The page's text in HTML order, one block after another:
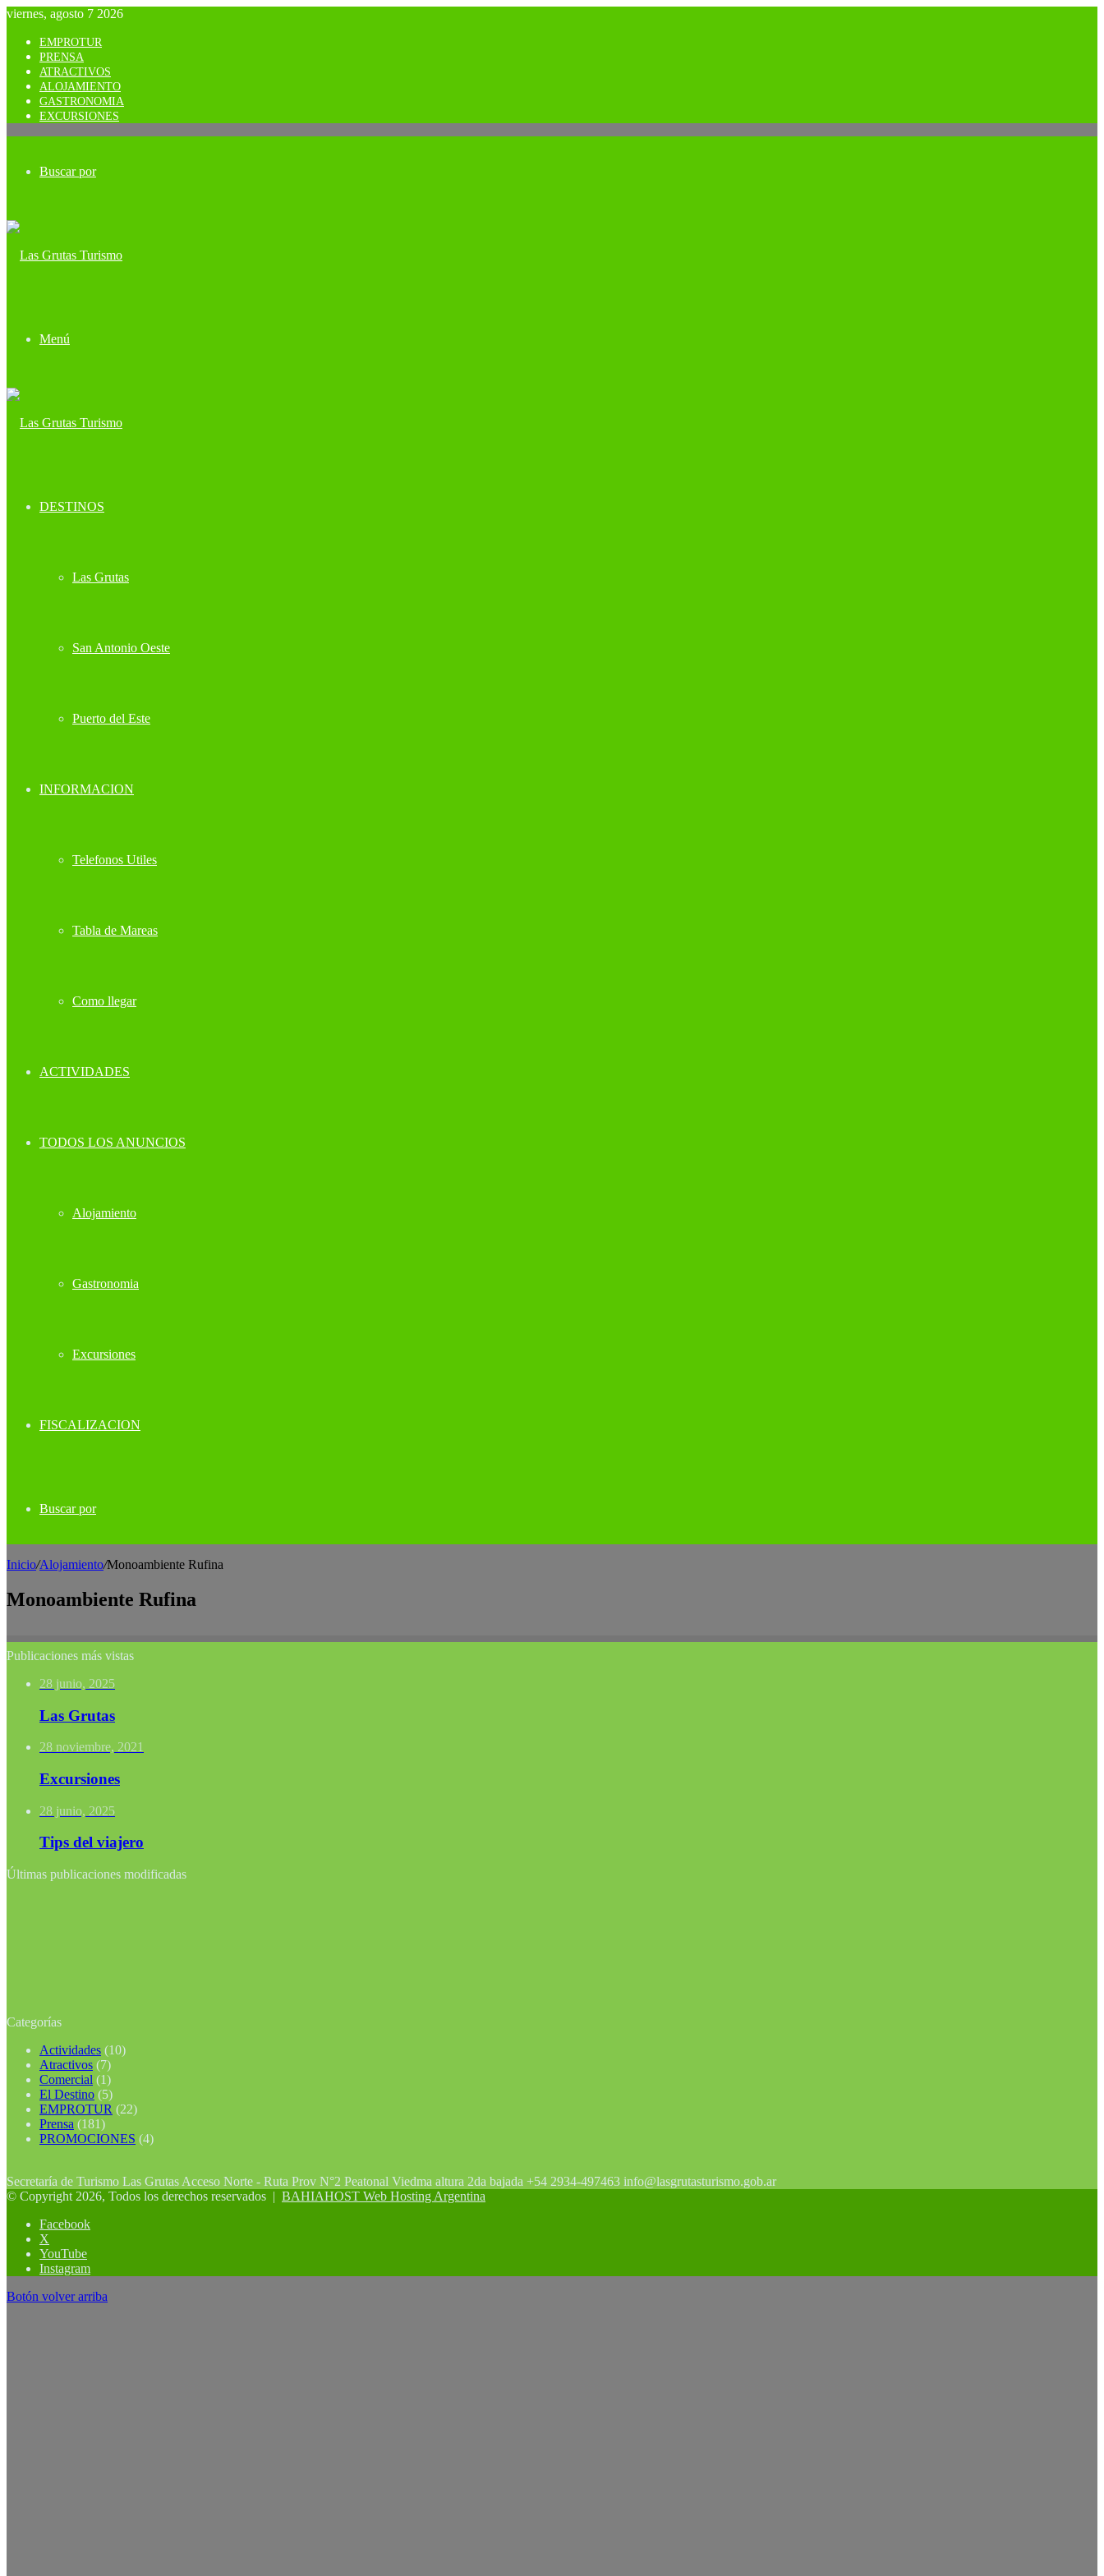
viernes, agosto 7 2026
EMPROTUR
PRENSA
ATRACTIVOS
ALOJAMIENTO
GASTRONOMIA
EXCURSIONES
Buscar por
Menú
DESTINOS
Las Grutas
San Antonio Oeste
Puerto del Este
INFORMACION
Telefonos Utiles
Tabla de Mareas
Como llegar
ACTIVIDADES
TODOS LOS ANUNCIOS
Alojamiento
Gastronomia
Excursiones
FISCALIZACION
Buscar por
Inicio/Alojamiento/Monoambiente Rufina
Monoambiente Rufina
Publicaciones más vistas
28 junio, 2025
Las Grutas
28 noviembre, 2021
Excursiones
28 junio, 2025
Tips del viajero
Últimas publicaciones modificadas
Categorías
Actividades (10)
Atractivos (7)
Comercial (1)
El Destino (5)
EMPROTUR (22)
Prensa (181)
PROMOCIONES (4)
Secretaría de Turismo Las Grutas Acceso Norte - Ruta Prov N°2 Peatonal Viedma altura 2da bajada +54 2934-497463 info@lasgrutasturismo.gob.ar
© Copyright 2026, Todos los derechos reservados | BAHIAHOST Web Hosting Argentina
Facebook
X
YouTube
Instagram
Botón volver arriba